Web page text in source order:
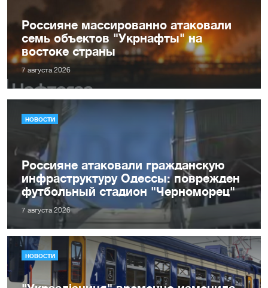
Россияне массированно атаковали
семь объектов "Укрнафты" на
востоке страны
7 августа 2026
НОВОСТИ
Россияне атаковали гражданскую
инфраструктуру Одессы: поврежден
футбольный стадион "Черноморец"
7 августа 2026
НОВОСТИ